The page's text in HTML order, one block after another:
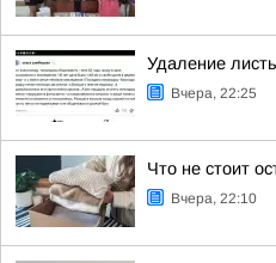
Удаление
Вчера, 22:25
Что не стоит
Вчера, 22:10